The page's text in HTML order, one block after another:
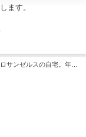
ます。
サンゼルスの自宅。年収/